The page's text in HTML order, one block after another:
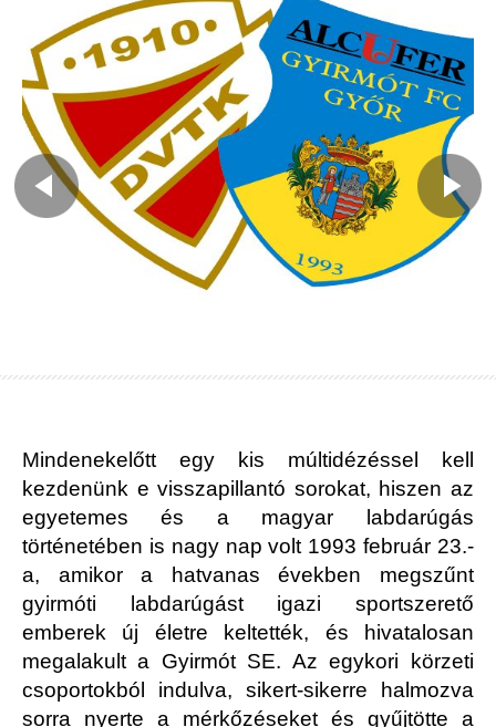
Mindenekelőtt egy kis múltidézéssel kell
kezdenünk e visszapillantó sorokat, hiszen az
egyetemes és a magyar labdarúgás
történetében is nagy nap volt 1993 február 23.-
a, amikor a hatvanas években megszűnt
gyirmóti labdarúgást igazi sportszerető
emberek új életre keltették, és hivatalosan
megalakult a Gyirmót SE. Az egykori körzeti
csoportokból indulva, sikert-sikerre halmozva
sorra nyerte a mérkőzéseket és gyűjtötte a